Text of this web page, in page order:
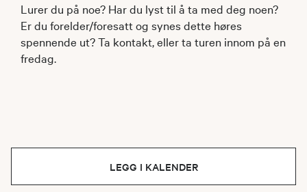
Lurer du på noe? Har du lyst til å ta med deg noen?
Er du forelder/foresatt og synes dette høres
spennende ut? Ta kontakt, eller ta turen innom på en
fredag.
LEGG I KALENDER